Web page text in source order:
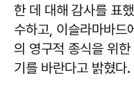
한 데 대해 감사를 표
수하고, 이슬라마바드
의 영구적 종식을 위
기를 바란다고 밝혔다.